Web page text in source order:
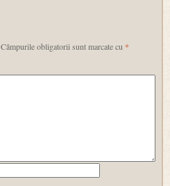
Câmpurile obligatorii sunt marcate cu *